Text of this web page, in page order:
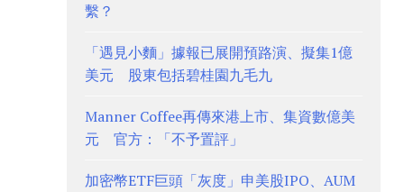
繫？
「遇見小麵」據報已展開預路演、擬集1億
美元 股東包括碧桂園九毛九
Manner Coffee再傳來港上市、集資數億美
元 官方：「不予置評」
加密幣ETF巨頭「灰度」申美股IPO、AUM